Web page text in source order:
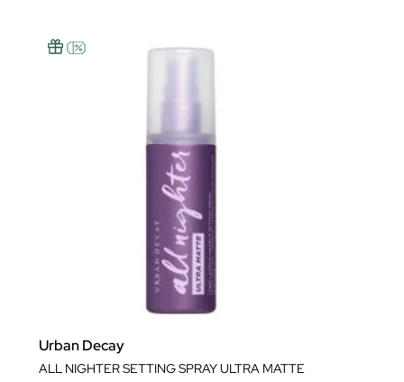
Urban Decay
ALL NIGHTER SETTING SPRAY ULTRA MATTE